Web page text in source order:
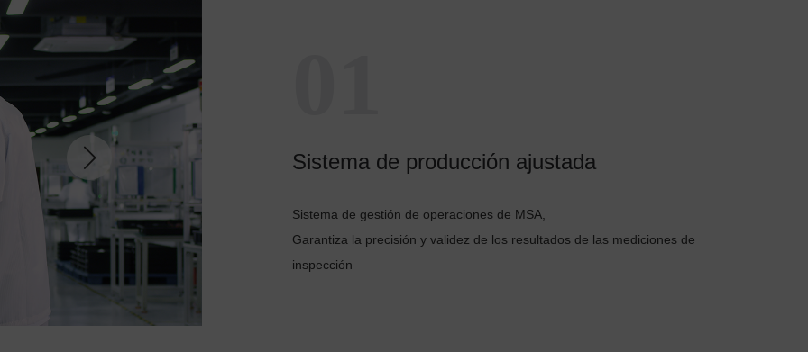
Sistema de producción ajustada
Sistema de gestión de operaciones de MSA,
Garantiza la precisión y validez de los resultados de las mediciones de
inspección